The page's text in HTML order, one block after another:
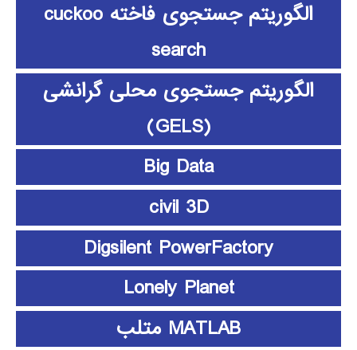
الگوریتم جستجوی فاخته cuckoo
search
الگوریتم جستجوی محلی گرانشی
(GELS)
Big Data
civil 3D
Digsilent PowerFactory
Lonely Planet
MATLAB متلب